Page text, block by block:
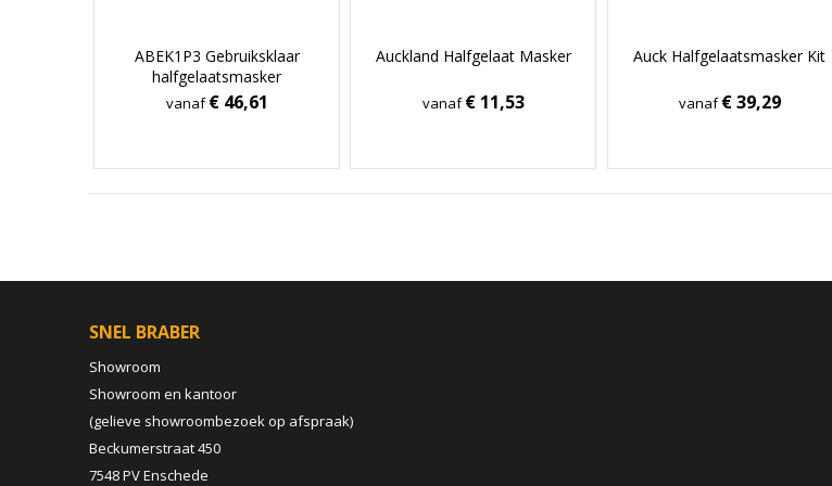
ABEK1P3 Gebruiksklaar
halfgelaatsmasker
vanaf€ 46,61
Auckland Halfgelaat Masker
vanaf€ 11,53
Auck Halfgelaatsmasker Kit
vanaf€ 39,29
SNEL BRABER
Showroom
Showroom en kantoor
(gelieve showroombezoek op afspraak)
Beckumerstraat 450
7548 PV Enschede